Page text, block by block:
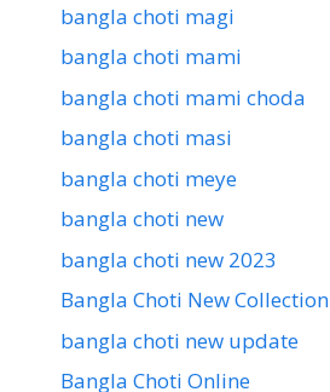
bangla choti magi
bangla choti mami
bangla choti mami choda
bangla choti masi
bangla choti meye
bangla choti new
bangla choti new 2023
Bangla Choti New Collection
bangla choti new update
Bangla Choti Online